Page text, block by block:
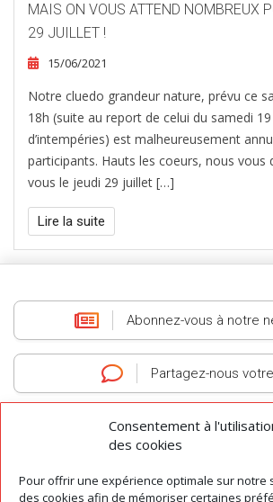
Consentement à
des cookies
Pour offrir une expérience optimale sur notre
des cookies afin de mémoriser certaines
MAIS ON VOUS ATTEND NOMBREUX
29 JUILLET !
15/06/2021
Notre cluedo grandeur nature, prévu ce
18h (suite au report de celui du samedi
d’intempéries) est malheureusement
participants. Hauts les coeurs, nous vous
vous le jeudi 29 juillet […]
Lire la suite
Abonnez-vous à notre
Partagez-nous
AGIT -Association des Guides Interprètes du Tarn